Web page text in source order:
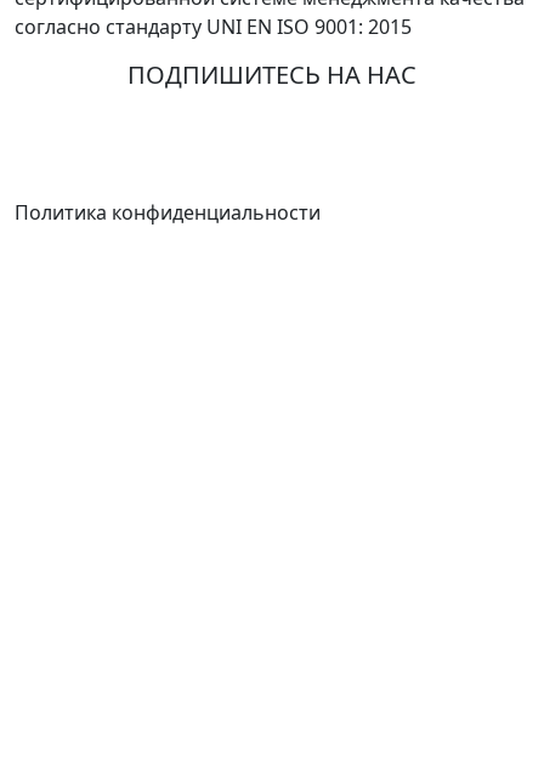
согласно стандарту UNI EN ISO 9001: 2015
ПОДПИШИТЕСЬ НА НАС
Политика конфиденциальности